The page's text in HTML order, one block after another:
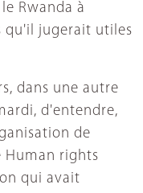
Rwanda à
qu'il jugerait utiles
dans une autre
d'entendre,
de
Human rights
qui avait